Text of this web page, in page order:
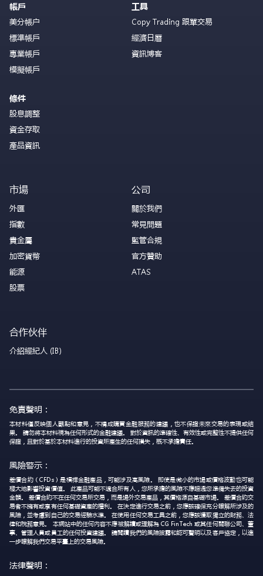
帳戶
美分帳户
標準帳戶
專業帳戶
模擬帳戶
條件
股息調整
資金存取
產品資訊
工具
Copy Trading 跟單交易
經濟日曆
資訊博客
市場
外匯
指數
貴金屬
加密貨幣
能源
股票
公司
關於我們
常見問題
監管合規
官方贊助
ATAS
合作伙伴
介紹經紀人 (IB)
免責聲明：
本材料僅反映個人觀點和意見，不構成購買金融服務的建議，也不保證未來交易的表現或結
果。 請勿將本材料視為任何形式的金融建議。 對於資訊的準確性、有效性或完整性不提供任何
保證，且對於基於本材料進行的投資所產生的任何損失，概不承擔責任。
風險警示：
差價合約（CFDs）是槓桿金融產品，可能涉及高風險。 即使是微小的市場或價格波動也可能
極大地影響投資價值。 此產品可能不適合所有人，您所承擔的風險不應超過您準備失去的投資
金額。 差價合約不在任何交易所交易，而是場外交易產品，其價格源自基礎市場。 差價合約交
易者不擁有或享有任何基礎資產的權利。 在決定進行交易之前，您應該確保充分瞭解所涉及的
風險，並考慮到自己的交易經驗水準。 在使用任何交易工具之前，您應該獲取獨立的財務、法
律和稅務意見。 本網站中的任何內容不應被解讀或理解為 CG FinTech 或其任何關聯公司、董
事、管理人員或員工的任何投資建議。 請閱讀我們的風險披露和認可聲明以及客戶協定，以進
一步瞭解我們交易平臺上的交易風險。
法律聲明：